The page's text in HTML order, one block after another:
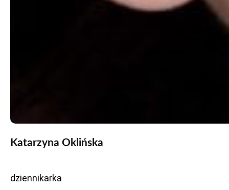
Katarzyna Oklińska
dziennikarka